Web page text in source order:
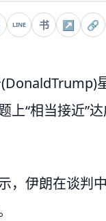
LINE 书 ↗ 🔗
“相当接近”达
，伊朗在谈判